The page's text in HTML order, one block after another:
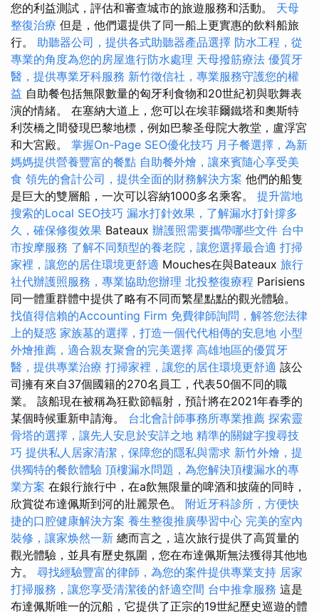
您的利益測試，評估和審查城市的旅遊服務和活動。 天母
整復治療 但是，他們還提供了同一船上更實惠的飲料船旅
行。 助聽器公司，提供各式助聽器產品選擇 防水工程，從
專業的角度為您的房屋進行防水處理 天母撥筋療法 優質牙
醫，提供專業牙科服務 新竹徵信社，專業服務守護您的權
益 自助餐包括無限數量的匈牙利食物和20世紀初與歌舞表
演的情緒。 在塞納大道上，您可以在埃菲爾鐵塔和奧斯特
利茨橋之間發現巴黎地標，例如巴黎圣母院大教堂，盧浮宮
和大宮殿。 掌握On-Page SEO優化技巧 月子餐選擇，為新
媽媽提供營養豐富的餐點 自助餐外燴，讓來賓隨心享受美
食 領先的會計公司，提供全面的財務解決方案 他們的船隻
是巨大的雙層船，一次可以容納1000多名乘客。 提升當地
搜索的Local SEO技巧 漏水打針效果，了解漏水打針撐多
久，確保修復效果 Bateaux 辦護照需要攜帶哪些文件 台中
市按摩服務 了解不同類型的養老院，讓您選擇最合適 打掃
家裡，讓您的居住環境更舒適 Mouches在與Bateaux 旅行
社代辦護照服務，專業協助您辦理 北投整復療程 Parisiens
同一體重群體中提供了略有不同而繁星點點的觀光體驗。
找值得信賴的Accounting Firm 免費律師詢問，解答您法律
上的疑惑 家族墓的選擇，打造一個代代相傳的安息地 小型
外燴推薦，適合親友聚會的完美選擇 高雄地區的優質牙
醫，提供專業治療 打掃家裡，讓您的居住環境更舒適 該公
司擁有來自37個國籍的270名員工，代表50個不同的職
業。 該船現在被稱為狂歡節輻射，預計將在2021年春季的
某個時候重新申請海。 台北會計師事務所專業推薦 探索靈
骨塔的選擇，讓先人安息於安詳之地 精準的關鍵字搜尋技
巧 提供私人居家清潔，保障您的隱私與需求 新竹外燴，提
供獨特的餐飲體驗 頂樓漏水問題，為您解決頂樓漏水的專
業方案 在銀行旅行中，在a飲無限量的啤酒和披薩的同時，
欣賞從布達佩斯到河的壯麗景色。 附近牙科診所，方便快
捷的口腔健康解決方案 養生整復推廣學習中心 完美的室內
裝修，讓家焕然一新 總而言之，這次旅行提供了高質量的
觀光體驗，並具有歷史氛圍，您在布達佩斯無法獲得其他地
方。 尋找經驗豐富的律師，為您的案件提供專業支持 居家
打掃服務，讓您享受清潔後的舒適空間 台中推拿服務 這是
布達佩斯唯一的沉船，它提供了正宗的19世紀歷史巡遊的體